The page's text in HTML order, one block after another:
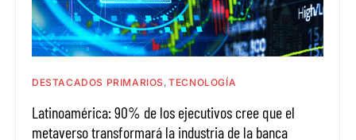
DESTACADOS PRIMARIOS TECNOLOGÍA
Latinoamérica: 90% de los ejecutivos cree que el
metaverso transformará la industria de la banca